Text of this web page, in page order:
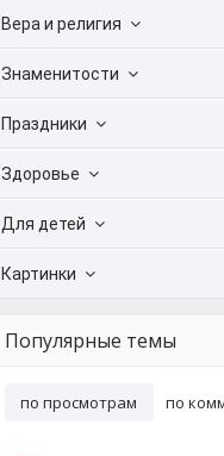
Вера и религия
Знаменитости
Праздники
Здоровье
Для детей
Картинки
Популярные темы
по просмотрам по